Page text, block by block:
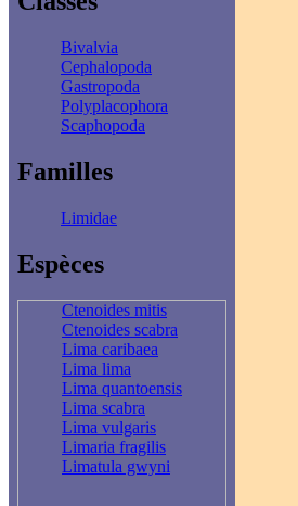
Bivalvia
Cephalopoda
Gastropoda
Polyplacophora
Scaphopoda
Familles
Limidae
Espèces
Ctenoides mitis
Ctenoides scabra
Lima caribaea
Lima lima
Lima quantoensis
Lima scabra
Lima vulgaris
Limaria fragilis
Limatula gwyni